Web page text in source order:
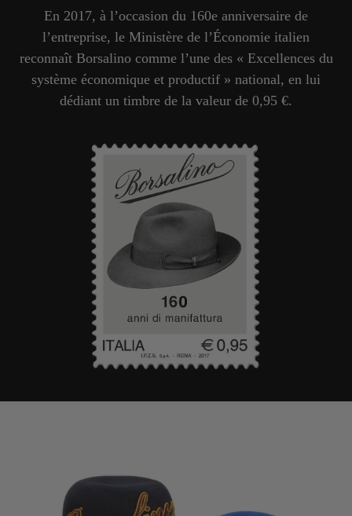
En 2017, à l’occasion du 160e anniversaire de
l’entreprise, le Ministère de l’Économie italien
reconnaît Borsalino comme l’une des « Excellences du
système économique et productif » national, en lui
dédiant un timbre de la valeur de 0,95 €.